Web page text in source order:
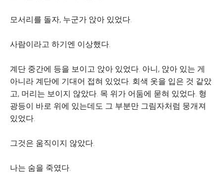
모서리를 돌자, 누군가 앉아 있었다.
사람이라고 하기엔 이상했다.
계단 중간에 등을 보이고 앉아 있었다. 아니, 앉아 있는 게
아니라 계단에 기대어 접혀 있었다. 회색 옷을 입은 것 같았
고, 머리는 보이지 않았다. 목 위가 어둠에 묻혀 있었다. 형
광등이 바로 위에 있는데도 그 부분만 그림자처럼 뭉개져
있었다.
그것은 움직이지 않았다.
나는 숨을 죽였다.